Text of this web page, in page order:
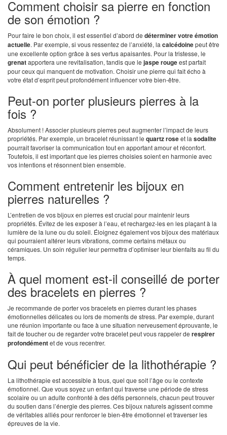
Comment choisir sa pierre en fonction
de son émotion ?
Pour faire le bon choix, il est essentiel d’abord de déterminer votre émotion
actuelle. Par exemple, si vous ressentez de l’anxiété, la calcédoinepeut être
une excellente option grâce à ses vertus apaisantes. Pour la tristesse, le
grenatapportera une revitalisation, tandis que le jaspe rougeest parfait
pour ceux qui manquent de motivation. Choisir une pierre qui fait écho à
votre état d’esprit peut profondément influencer votre bien-être.
Peut-on porter plusieurs pierres à la
fois ?
Absolument ! Associer plusieurs pierres peut augmenter l’impact de leurs
propriétés. Par exemple, un bracelet réunissant le quartz roseet la sodalite
pourrait favoriser la communication tout en apportant amour et réconfort.
Toutefois, il est important que les pierres choisies soient en harmonie avec
vos intentions et résonnent bien ensemble.
Comment entretenir les bijoux en
pierres naturelles ?
L’entretien de vos bijoux en pierres est crucial pour maintenir leurs
propriétés. Évitez de les exposer à l’eau, et rechargez-les en les plaçant à la
lumière de la lune ou du soleil. Éloignez également vos bijoux des matériaux
qui pourraient altérer leurs vibrations, comme certains métaux ou
céramiques. Un soin régulier leur permettra d’optimiser leur bienfaits au fil du
temps.
À quel moment est-il conseillé de porter
des bracelets en pierres ?
Je recommande de porter vos bracelets en pierres durant les phases
émotionnelles délicates ou lors de moments de stress. Par exemple, durant
une réunion importante ou face à une situation nerveusement éprouvante, le
fait de toucher ou de regarder votre bracelet peut vous rappeler de respirer
profondémentet de vous recentrer.
Qui peut bénéficier de la lithothérapie ?
La lithothérapie est accessible à tous, quel que soit l’âge ou le contexte
émotionnel. Que vous soyez un enfant qui traverse une période de stress
scolaire ou un adulte confronté à des défis personnels, chacun peut trouver
du soutien dans l’énergie des pierres. Ces bijoux naturels agissent comme
de véritables alliés pour renforcer le bien-être émotionnel et traverser les
épreuves de la vie.